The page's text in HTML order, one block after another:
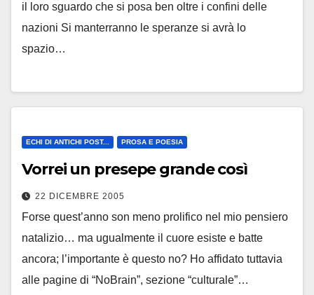
il loro sguardo che si posa ben oltre i confini delle
nazioni Si manterranno le speranze si avrà lo
spazio…
ECHI DI ANTICHI POST... PROSA E POESIA
Vorrei un presepe grande così
22 DICEMBRE 2005
Forse quest’anno son meno prolifico nel mio pensiero
natalizio… ma ugualmente il cuore esiste e batte
ancora; l’importante è questo no? Ho affidato tuttavia
alle pagine di “NoBrain”, sezione “culturale”…